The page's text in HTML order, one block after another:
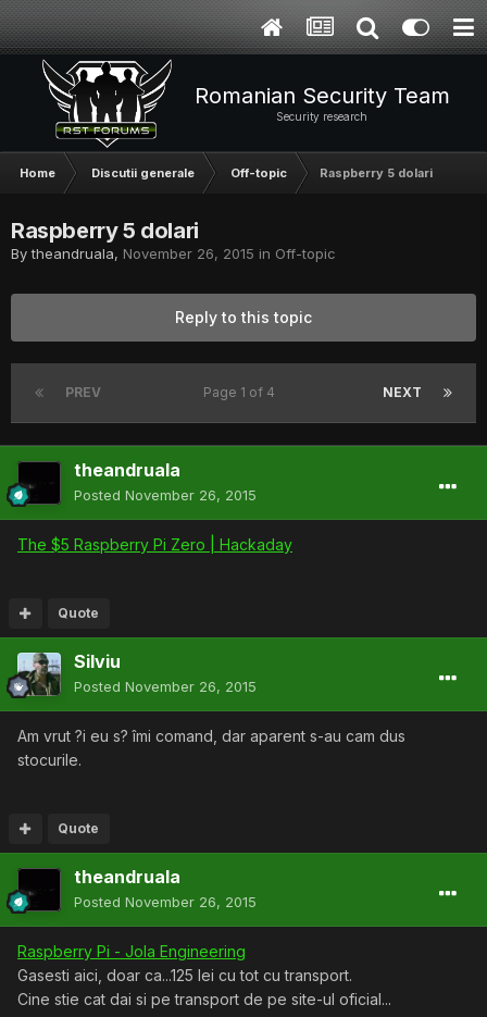
Romanian Security Team
Security research
Home Discutii generale Off-topic Raspberry 5 dolari
Raspberry 5 dolari
Bytheandruala, November 26, 2015 in Off-topic
Reply to this topic
PREV NEXT
Page 1 of 4
theandruala
Posted November 26, 2015
The $5 Raspberry Pi Zero | Hackaday
Quote
Silviu
Posted November 26, 2015
Am vrut ?i eu s? îmi comand, dar aparent s-au cam dus
stocurile.
Quote
theandruala
Posted November 26, 2015
Raspberry Pi - Jola Engineering
Gasesti aici, doar ca...125 lei cu tot cu transport.
Cine stie cat dai si pe transport de pe site-ul oficial...